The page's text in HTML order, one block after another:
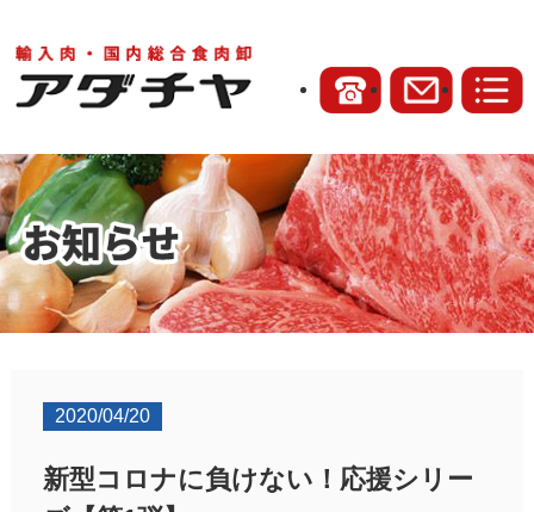
2020/04/20
新型コロナに負けない！応援シリー